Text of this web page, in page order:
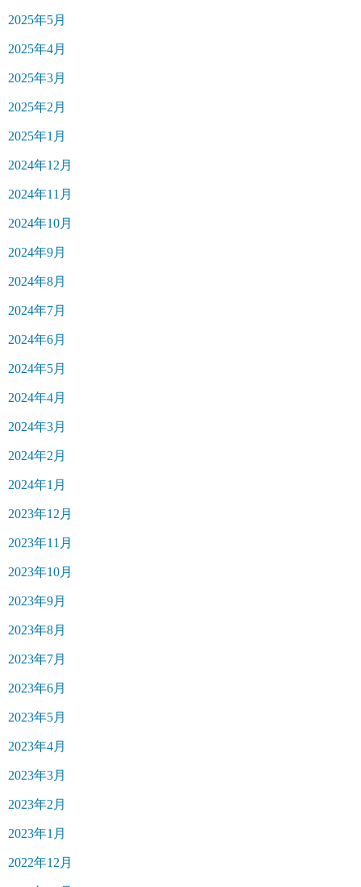
2025年5月
2025年4月
2025年3月
2025年2月
2025年1月
2024年12月
2024年11月
2024年10月
2024年9月
2024年8月
2024年7月
2024年6月
2024年5月
2024年4月
2024年3月
2024年2月
2024年1月
2023年12月
2023年11月
2023年10月
2023年9月
2023年8月
2023年7月
2023年6月
2023年5月
2023年4月
2023年3月
2023年2月
2023年1月
2022年12月